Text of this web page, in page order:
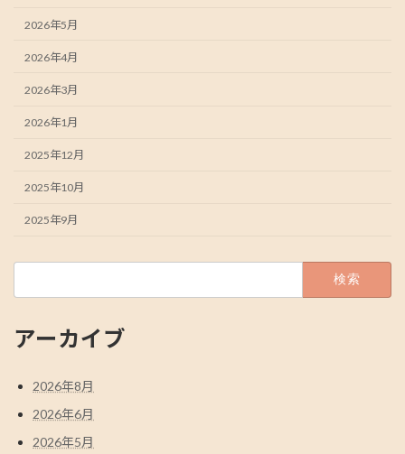
2026年5月
2026年4月
2026年3月
2026年1月
2025年12月
2025年10月
2025年9月
アーカイブ
2026年8月
2026年6月
2026年5月